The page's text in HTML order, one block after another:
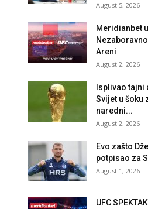
August 5, 2026
Meridianbet
Areni
August 2, 2026
Isplivao tajni
Svijet u šoku
naredni...
August 2, 2026
Evo zašto
potpisao za
August 1, 2026
UFC